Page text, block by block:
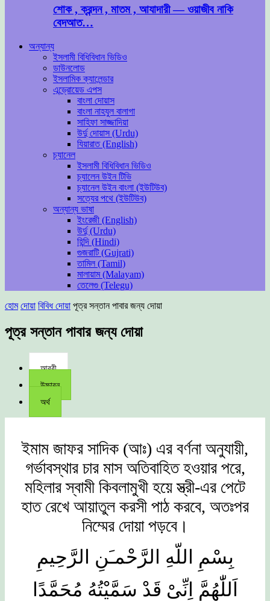
শোক , ক্রন্দন , মাতম , আযাদারী — ওয়াজীব নাকি
বেদআত…
অন্যান্য
ইসলামী বিধিবিধান ভিডিও
ডাউনলোড
ইসলামিক ক্যালেন্ডার
এন্ড্রোয়েড এপস
বাংলা দোয়াস
বাংলা নাহযুল বালাগা
সাহিফা সাজ্জাদিয়া
উর্দু দোয়াস (Urdu)
যিয়ারাত (English)
চ্যানেল
ইসলামী বিধিবিধান ভিডিও
চ্যালেন উইন টিভি
চ্যানেল উইন বাংলা (ইউটিউব)
সত্যের পথে (ইউটিউব)
অন্যান্য ভাষা
ইংরেজী (English)
উর্দু (Urdu)
হিন্দি (Hindi)
গুজরাটি (Gujrati)
তামিল (Tamil)
মালায়াম (Malayam)
তেলেগু (Telegu)
হোম দোয়া বিবিধ দোয়া পূত্র সন্তান পাবার জন্য দোয়া
পূত্র সন্তান পাবার জন্য দোয়া
আরবী
উচ্চারন
অর্থ
ইমাম জাফর সাদিক (আঃ) এর বর্ণনা অনুযায়ী,
গর্ভাবস্থার চার মাস অতিবাহিত হওয়ার পরে,
মহিলার স্বামী কিবলামুখী হয়ে স্ত্রী-এর পেটে
হাত রেখে আয়াতুল করসী পাঠ করবে, অতঃপর
নিম্মের দোয়া পড়বে।
بِسْمِ اللّهِ الرَّحْمـَنِ الرَّحِيمِ
اَللّٰهُمَّ اِنِّىْ قَدْ سَمَّيْتُهُ مُحَمَّدًا